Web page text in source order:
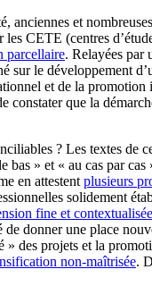
anciennes et
les CETE (centres
parcellaire. Relayées par
sur le développement
et de la
constater que la
? Les textes de
» et « au cas par
en attestent plusieurs
solidement
fine et
donner une place
» des projets et la
non-maîtrisée.